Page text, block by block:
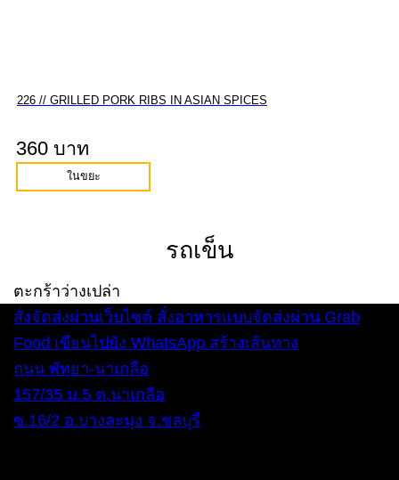
226 // GRILLED PORK RIBS IN ASIAN SPICES
360 บาท
ในขยะ
รถเข็น
ตะกร้าว่างเปล่า
สั่งจัดส่งผ่านเว็บไซต์ สั่งอาหารแบบจัดส่งผ่าน Grab
Food เขียนไปยัง WhatsApp สร้างเส้นทาง
ถนน พัทยา-นาเกลือ
157/35 ม.5 ต.นาเกลือ
ซ.16/2 อ.บางละมุง จ.ชลบุรี